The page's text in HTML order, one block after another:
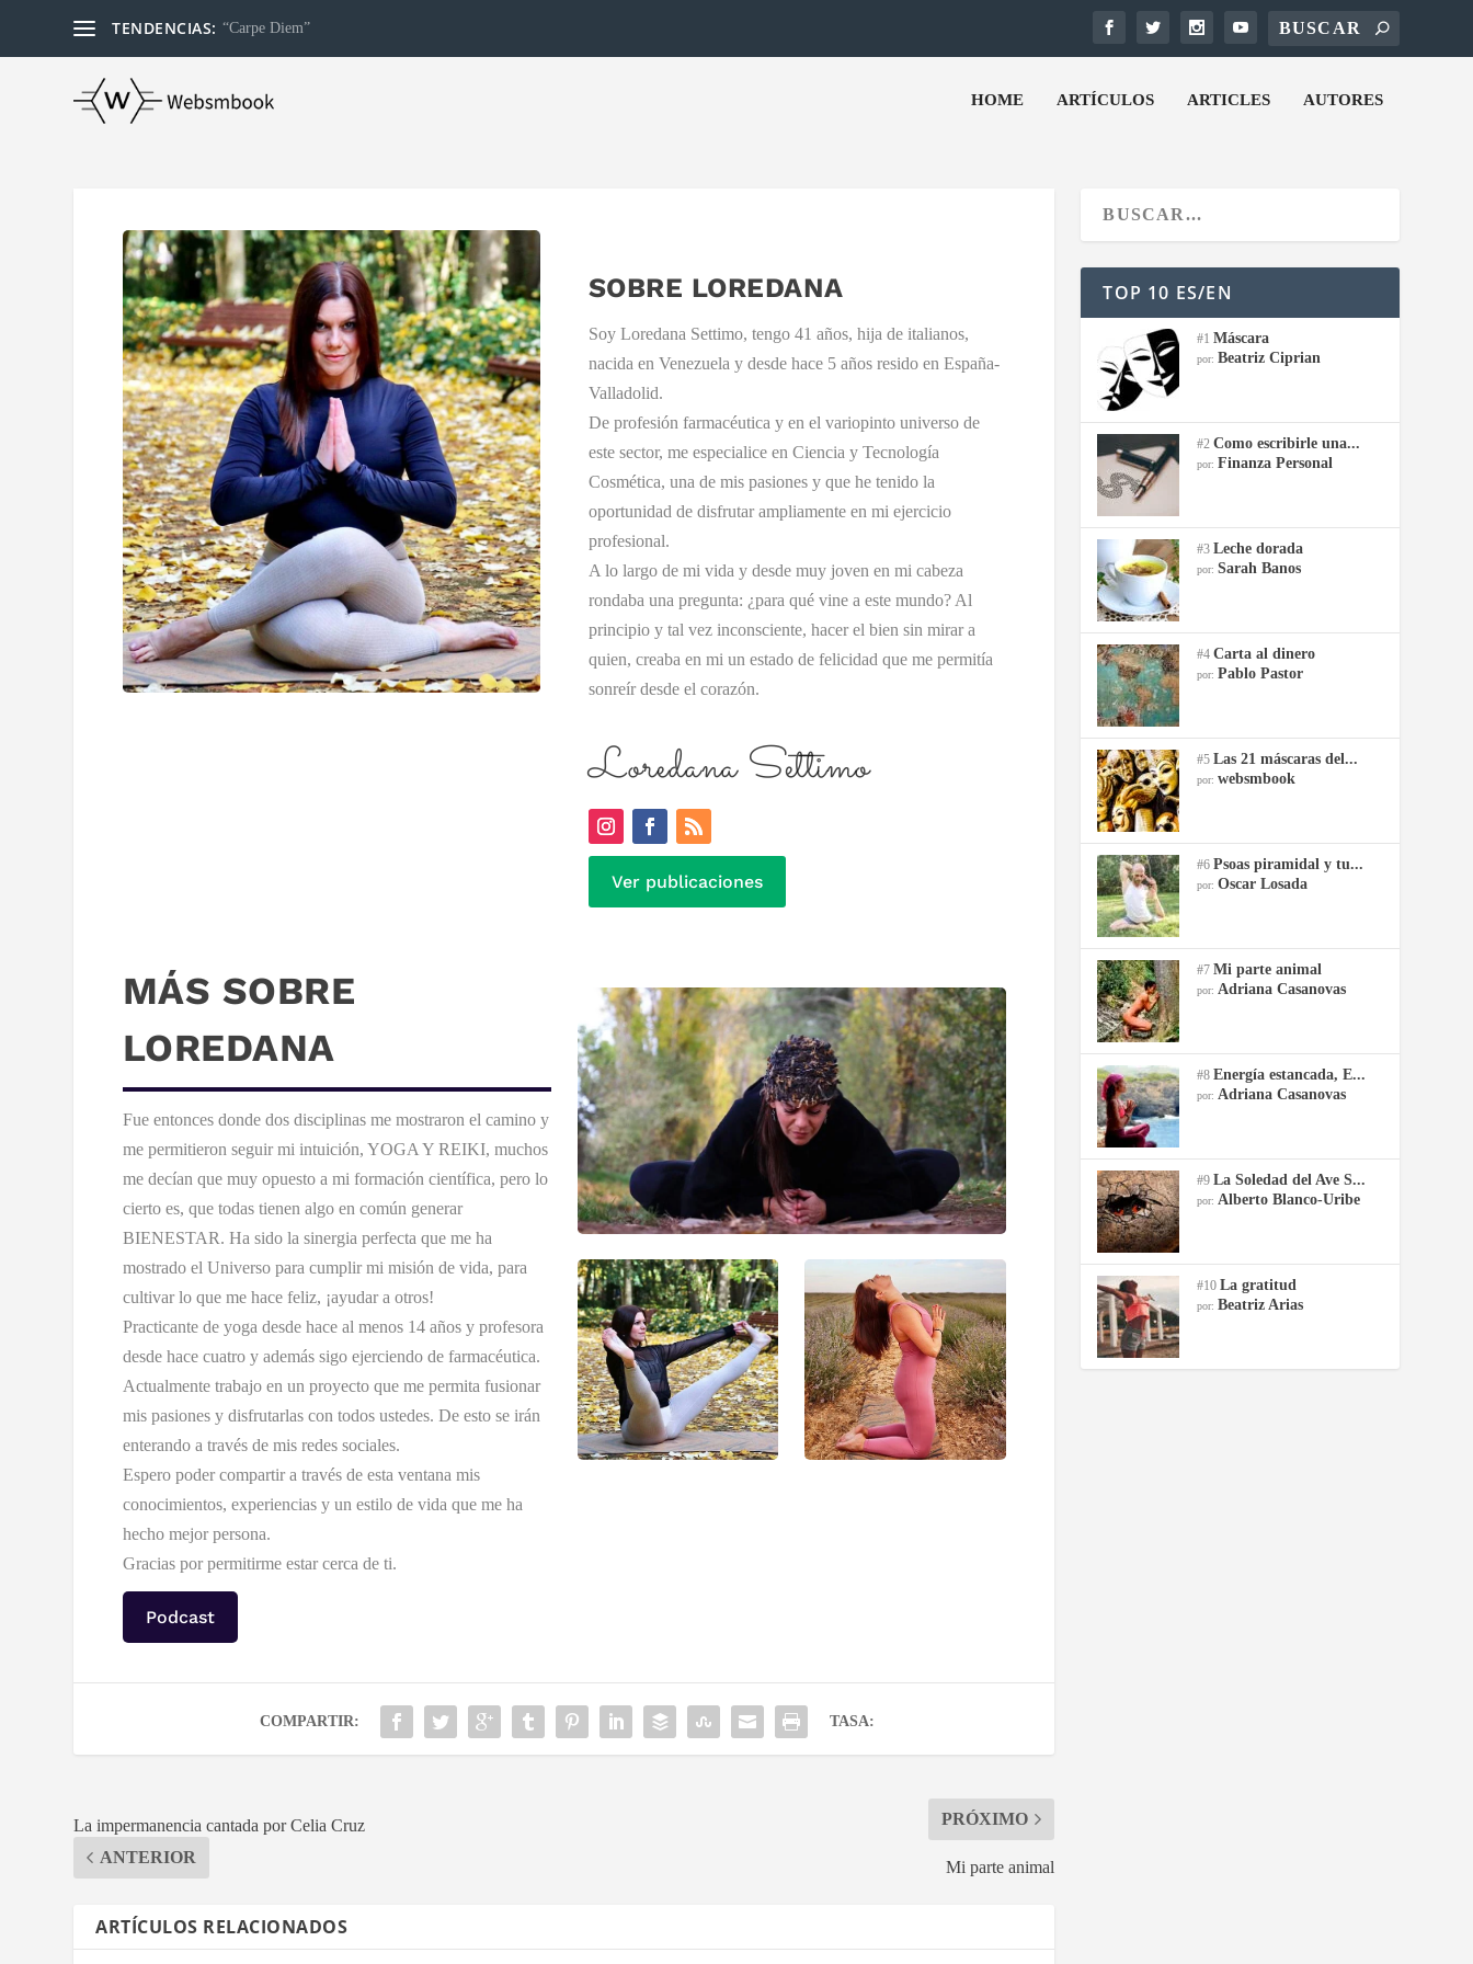
TENDENCIAS: “Carpe Diem”
HOME ARTÍCULOS ARTICLES AUTORES
SOBRE LOREDANA
Soy Loredana Settimo, tengo 41 años, hija de italianos,
nacida en Venezuela y desde hace 5 años resido en España-
Valladolid.
De profesión farmacéutica y en el variopinto universo de
este sector, me especialice en Ciencia y Tecnología
Cosmética, una de mis pasiones y que he tenido la
oportunidad de disfrutar ampliamente en mi ejercicio
profesional.
A lo largo de mi vida y desde muy joven en mi cabeza
rondaba una pregunta: ¿para qué vine a este mundo? Al
principio y tal vez inconsciente, hacer el bien sin mirar a
quien, creaba en mi un estado de felicidad que me permitía
sonreír desde el corazón.
Loredana Settimo
Ver publicaciones
MÁS SOBRE
LOREDANA
Fue entonces donde dos disciplinas me mostraron el camino y
me permitieron seguir mi intuición, YOGA Y REIKI, muchos
me decían que muy opuesto a mi formación científica, pero lo
cierto es, que todas tienen algo en común generar
BIENESTAR. Ha sido la sinergia perfecta que me ha
mostrado el Universo para cumplir mi misión de vida, para
cultivar lo que me hace feliz, ¡ayudar a otros!
Practicante de yoga desde hace al menos 14 años y profesora
desde hace cuatro y además sigo ejerciendo de farmacéutica.
Actualmente trabajo en un proyecto que me permita fusionar
mis pasiones y disfrutarlas con todos ustedes. De esto se irán
enterando a través de mis redes sociales.
Espero poder compartir a través de esta ventana mis
conocimientos, experiencias y un estilo de vida que me ha
hecho mejor persona.
Gracias por permitirme estar cerca de ti.
Podcast
COMPARTIR: TASA:
La impermanencia cantada por Celia Cruz
ANTERIOR
PRÓXIMO
Mi parte animal
ARTÍCULOS RELACIONADOS
TOP 10 ES/EN
#1Máscara
por: Beatriz Ciprian
#2Como escribirle una...
por: Finanza Personal
#3Leche dorada
por:Sarah Banos
#4Carta al dinero
por: Pablo Pastor
#5Las 21 máscaras del...
por:websmbook
#6Psoas piramidal y tu...
por:Oscar Losada
#7Mi parte animal
por: Adriana Casanovas
#8Energía estancada, E...
por: Adriana Casanovas
#9La Soledad del Ave S...
por: Alberto Blanco-Uribe
#10La gratitud
por: Beatriz Arias